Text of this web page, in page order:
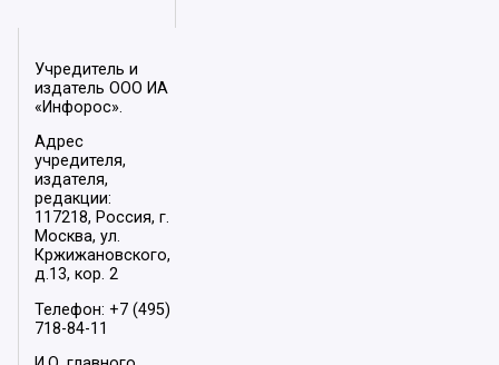
Учредитель и
издатель ООО ИА
«Инфорос».
Адрес
учредителя,
издателя,
редакции:
117218, Россия, г.
Москва, ул.
Кржижановского,
д.13, кор. 2
Телефон: +7 (495)
718-84-11